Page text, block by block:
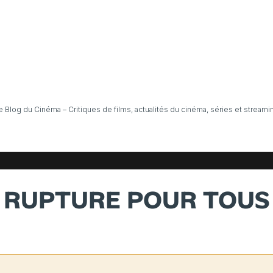
Blog du Cinéma – Critiques de films, actualités du cinéma, séries et
RUPTURE POUR TOUS